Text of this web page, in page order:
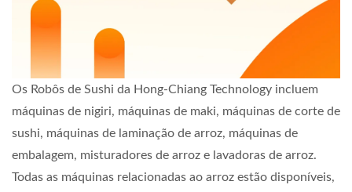
Os Robôs de Sushi da Hong-Chiang Technology incluem
máquinas de nigiri, máquinas de maki, máquinas de corte de
sushi, máquinas de laminação de arroz, máquinas de
embalagem, misturadores de arroz e lavadoras de arroz.
Todas as máquinas relacionadas ao arroz estão disponíveis,